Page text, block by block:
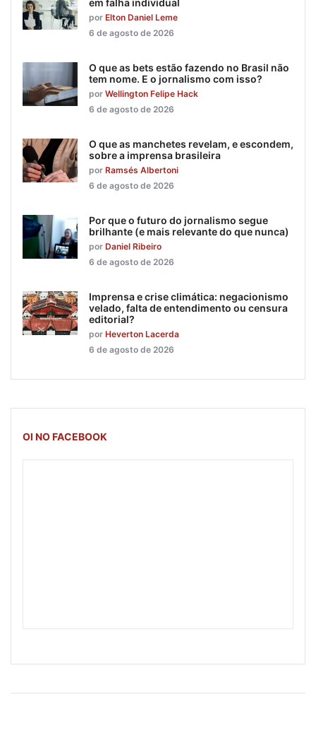
em falha individual
por Elton Daniel Leme
6 de agosto de 2026
O que as bets estão fazendo no Brasil não
tem nome. E o jornalismo com isso?
por Wellington Felipe Hack
6 de agosto de 2026
O que as manchetes revelam, e escondem,
sobre a imprensa brasileira
por Ramsés Albertoni
6 de agosto de 2026
Por que o futuro do jornalismo segue
brilhante (e mais relevante do que nunca)
por Daniel Ribeiro
6 de agosto de 2026
Imprensa e crise climática: negacionismo
velado, falta de entendimento ou censura
editorial?
por Heverton Lacerda
6 de agosto de 2026
OI NO FACEBOOK